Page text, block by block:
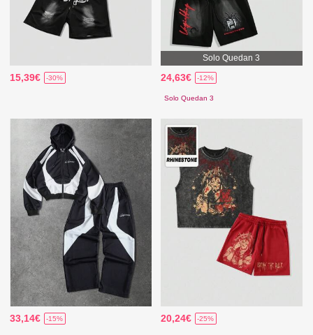
15,39€ -30%
Solo Quedan 3
24,63€ -12%
Solo Quedan 3
33,14€ -15% 20,24€ -25%